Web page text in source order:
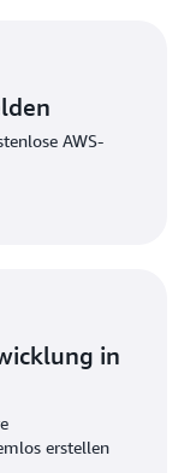
Deckung der
AWS-
in
erstellen